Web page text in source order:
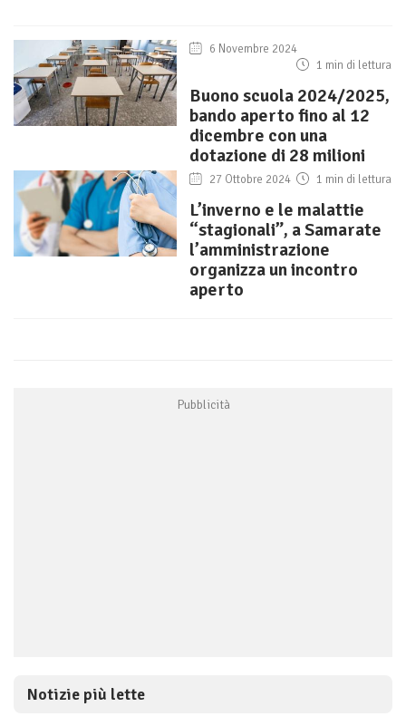
6 Novembre 2024
1 min di lettura
Buono scuola 2024/2025,
bando aperto fino al 12
dicembre con una
dotazione di 28 milioni
27 Ottobre 2024 1 min di lettura
L’inverno e le malattie
“stagionali”, a Samarate
l’amministrazione
organizza un incontro
aperto
Notizie più lette